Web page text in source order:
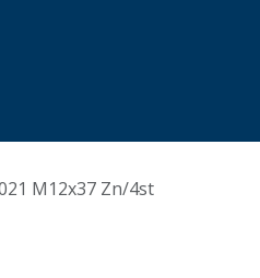
M12x37 Zn/4st